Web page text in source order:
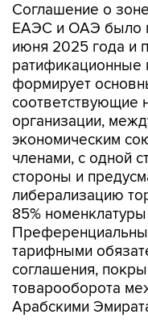
Соглашение о
ЕАЭС и ОАЭ было
июня 2025 года и
ратификационные
формирует
соответствующие
организации,
экономическим
членами, с одной
стороны и
либерализацию
85%
тарифными
соглашения,
товарооборота
Арабскими